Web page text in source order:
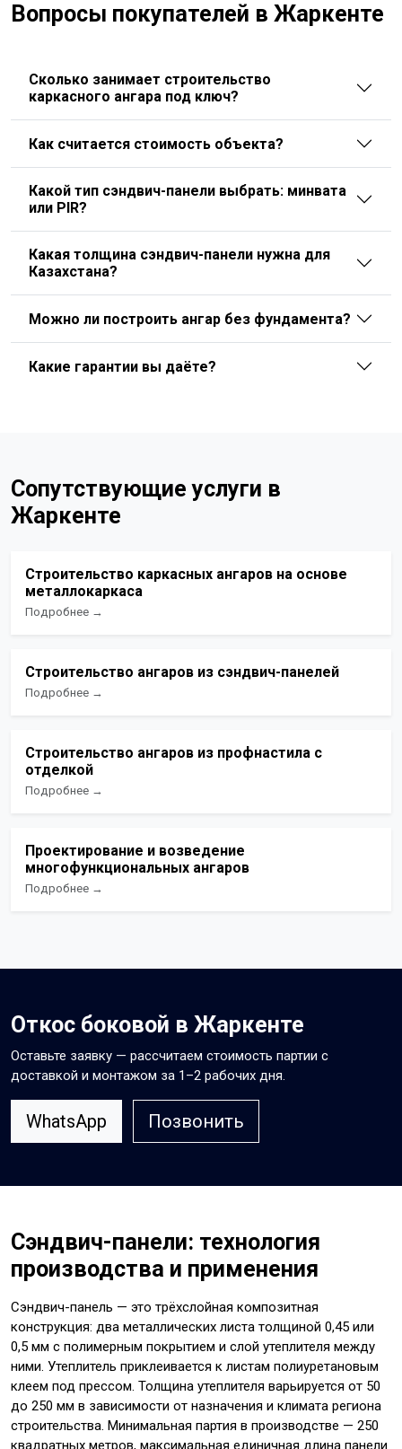
Вопросы покупателей в Жаркенте
Сколько занимает строительство
каркасного ангара под ключ?
Как считается стоимость объекта?
Какой тип сэндвич-панели выбрать: минвата
или PIR?
Какая толщина сэндвич-панели нужна для
Казахстана?
Можно ли построить ангар без фундамента?
Какие гарантии вы даёте?
Сопутствующие услуги в
Жаркенте
Строительство каркасных ангаров на основе
металлокаркаса
Подробнее →
Строительство ангаров из сэндвич-панелей
Подробнее →
Строительство ангаров из профнастила с
отделкой
Подробнее →
Проектирование и возведение
многофункциональных ангаров
Подробнее →
Откос боковой в Жаркенте
Оставьте заявку — рассчитаем стоимость партии с
доставкой и монтажом за 1–2 рабочих дня.
WhatsApp Позвонить
Сэндвич-панели: технология
производства и применения
Сэндвич-панель — это трёхслойная композитная
конструкция: два металлических листа толщиной 0,45 или
0,5 мм с полимерным покрытием и слой утеплителя между
ними. Утеплитель приклеивается к листам полиуретановым
клеем под прессом. Толщина утеплителя варьируется от 50
до 250 мм в зависимости от назначения и климата региона
строительства. Минимальная партия в производстве — 250
квадратных метров, максимальная единичная длина панели